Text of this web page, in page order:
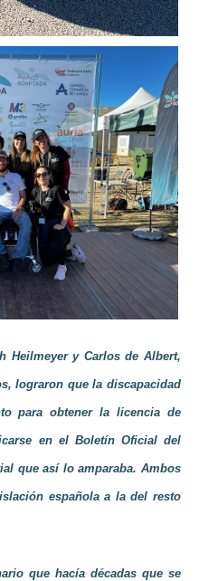
Heilmeyer y Carlos de Albert,
lograron que la discapacidad
para obtener la licencia de
en el Boletín Oficial del
que así lo amparaba. Ambos
española a la del resto
que hacía décadas que se